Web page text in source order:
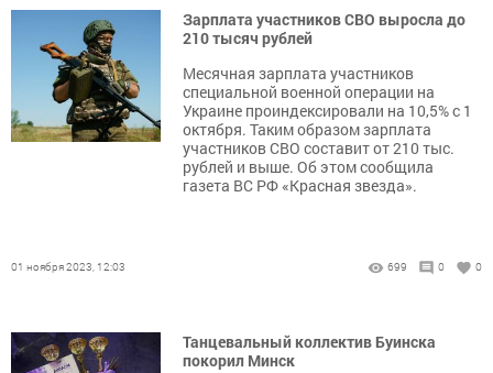
Зарплата участников СВО выросла до
210 тысяч рублей
Месячная зарплата участников
специальной военной операции на
Украине проиндексировали на 10,5% с 1
октября. Таким образом зарплата
участников СВО составит от 210 тыс.
рублей и выше. Об этом сообщила
газета ВС РФ «Красная звезда».
01 ноября 2023, 12:03 699 0 0
Танцевальный коллектив Буинска
покорил Минск